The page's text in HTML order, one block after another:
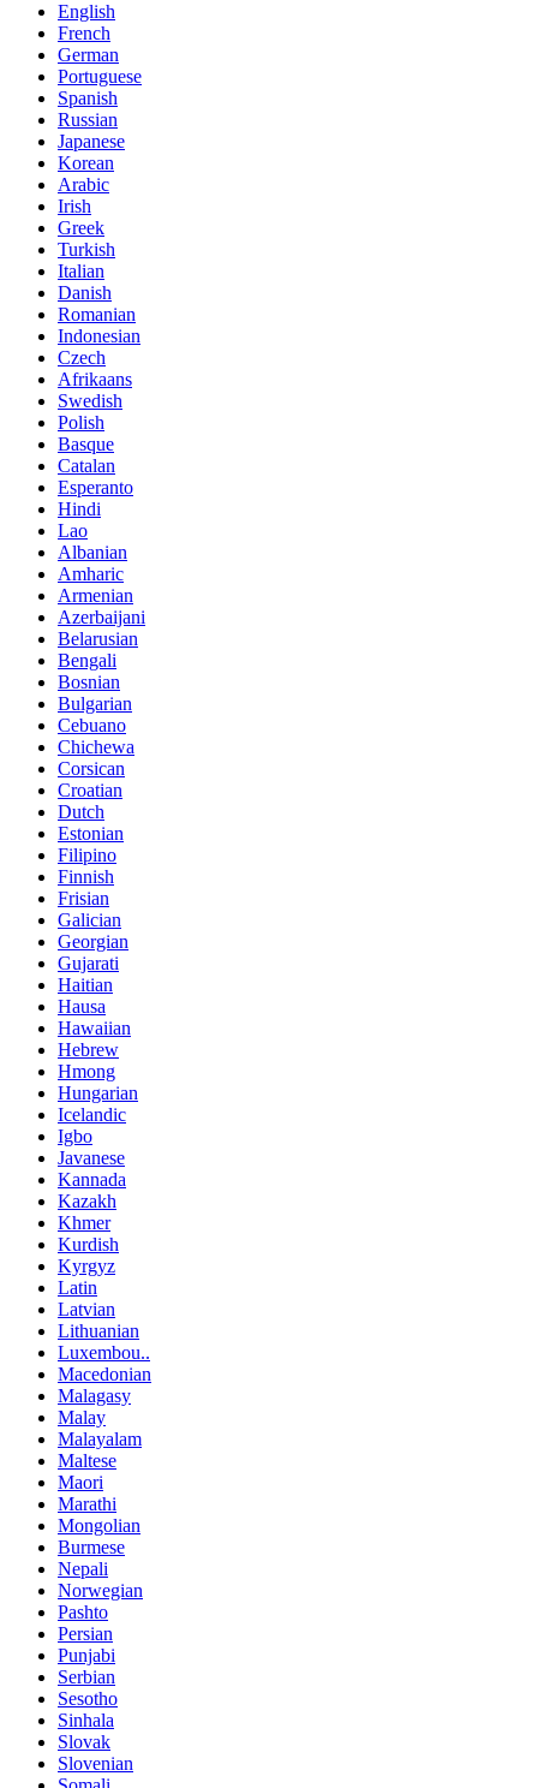
English
French
German
Portuguese
Spanish
Russian
Japanese
Korean
Arabic
Irish
Greek
Turkish
Italian
Danish
Romanian
Indonesian
Czech
Afrikaans
Swedish
Polish
Basque
Catalan
Esperanto
Hindi
Lao
Albanian
Amharic
Armenian
Azerbaijani
Belarusian
Bengali
Bosnian
Bulgarian
Cebuano
Chichewa
Corsican
Croatian
Dutch
Estonian
Filipino
Finnish
Frisian
Galician
Georgian
Gujarati
Haitian
Hausa
Hawaiian
Hebrew
Hmong
Hungarian
Icelandic
Igbo
Javanese
Kannada
Kazakh
Khmer
Kurdish
Kyrgyz
Latin
Latvian
Lithuanian
Luxembou..
Macedonian
Malagasy
Malay
Malayalam
Maltese
Maori
Marathi
Mongolian
Burmese
Nepali
Norwegian
Pashto
Persian
Punjabi
Serbian
Sesotho
Sinhala
Slovak
Slovenian